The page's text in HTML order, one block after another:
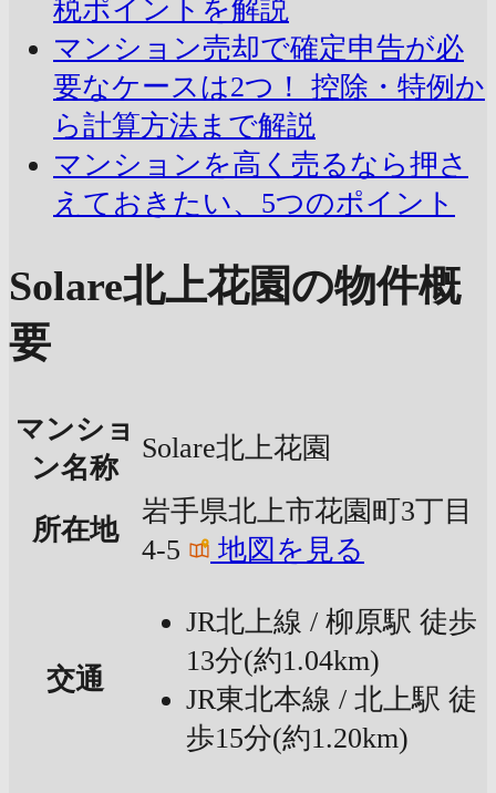
税ポイントを解説
マンション売却で確定申告が必
要なケースは2つ！ 控除・特例か
ら計算方法まで解説
マンションを高く売るなら押さ
えておきたい、5つのポイント
Solare北上花園の物件概
要
マンショ
ン名称
Solare北上花園
所在地
岩手県北上市花園町3丁目
4-5
地図を見る
交通
JR北上線 / 柳原駅 徒歩
13分(約1.04km)
JR東北本線 / 北上駅 徒
歩15分(約1.20km)